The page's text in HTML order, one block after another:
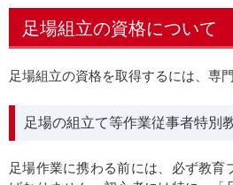
足場組立の資格について
足場組立の資格を取得するには、専
足場の組立て等作業従事者特別
足場作業に携わる前には、必ず教育